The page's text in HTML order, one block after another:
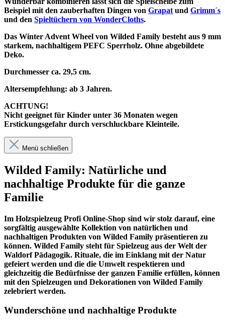
Beispiel mit den zauberhaften Dingen von Grapat und Grimm´s
und den Spieltüchern von WonderCloths.
Das Winter Advent Wheel von Wilded Family besteht aus 9 mm
starkem, nachhaltigem PEFC Sperrholz. Ohne abgebildete
Deko.
Durchmesser ca. 29,5 cm.
Altersempfehlung: ab 3 Jahren.
ACHTUNG!
Nicht geeignet für Kinder unter 36 Monaten wegen
Erstickungsgefahr durch verschluckbare Kleinteile.
Menü schließen
Wilded Family: Natürliche und
nachhaltige Produkte für die ganze
Familie
Im Holzspielzeug Profi Online-Shop sind wir stolz darauf, eine
sorgfältig ausgewählte Kollektion von natürlichen und
nachhaltigen Produkten von Wilded Family präsentieren zu
können. Wilded Family steht für Spielzeug aus der Welt der
Waldorf Pädagogik. Rituale, die im Einklang mit der Natur
gefeiert werden und die die Umwelt respektieren und
gleichzeitig die Bedürfnisse der ganzen Familie erfüllen, können
mit den Spielzeugen und Dekorationen von Wilded Family
zelebriert werden.
Wunderschöne und nachhaltige Produkte